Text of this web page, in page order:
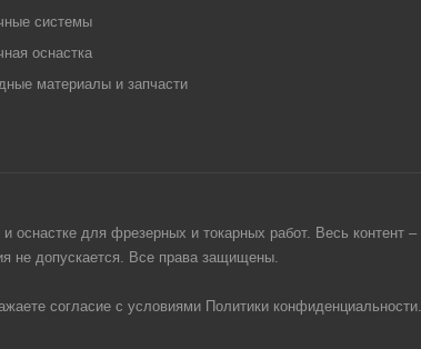
системы
оснастка
материалы и запчасти
для фрезерных и токарных работ. Весь контент –
не допускается. Все права защищены.
согласие с условиями Политики